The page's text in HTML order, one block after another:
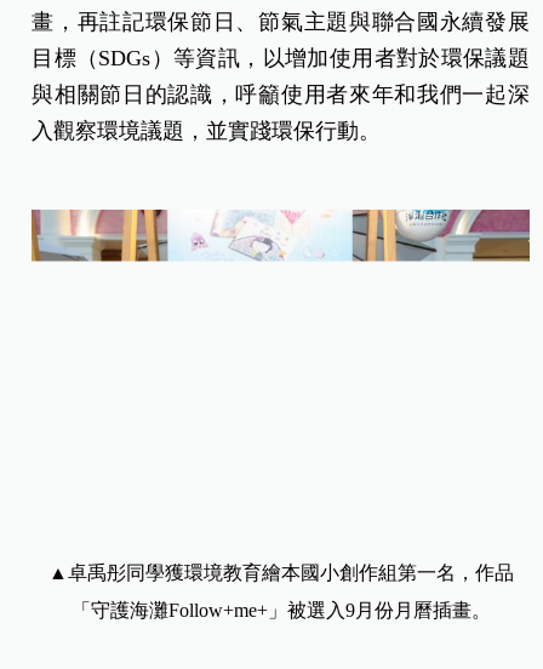
畫，再註記環保節日、節氣主題與聯合國永續發展
目標（SDGs）等資訊，以增加使用者對於環保議題
與相關節日的認識，呼籲使用者來年和我們一起深
入觀察環境議題，並實踐環保行動。
▲卓禹彤同學獲環境教育繪本國小創作組第一名，作品
「守護海灘Follow+me+」被選入9月份月曆插畫。